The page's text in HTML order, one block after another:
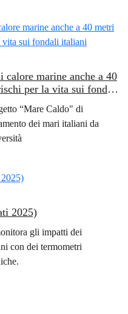
calore marine anche a 40
per la vita sui fondali
“Mare Caldo" di
dei mari italiani da
2025)
gli impatti dei
con dei termometri